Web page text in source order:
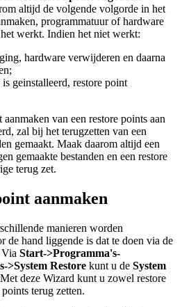
altijd de volgende volgorde in het
programmatuur of hardware
werkt. Indien het niet werkt:
hardware verwijderen en daarna
geinstalleerd, restore point
van een restore points aan
zal bij het terugzetten van een
gemaakt. Maak daarom altijd een
gemaakte bestanden en een restore
terug zet.
aanmaken
manieren worden
de hand liggende is dat te doen via de
Start->Programma's-
>System Restore kunt u de System
deze Wizard kunt u zowel restore
terug zetten.